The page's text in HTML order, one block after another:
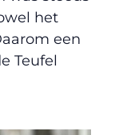
het
een
Teufel